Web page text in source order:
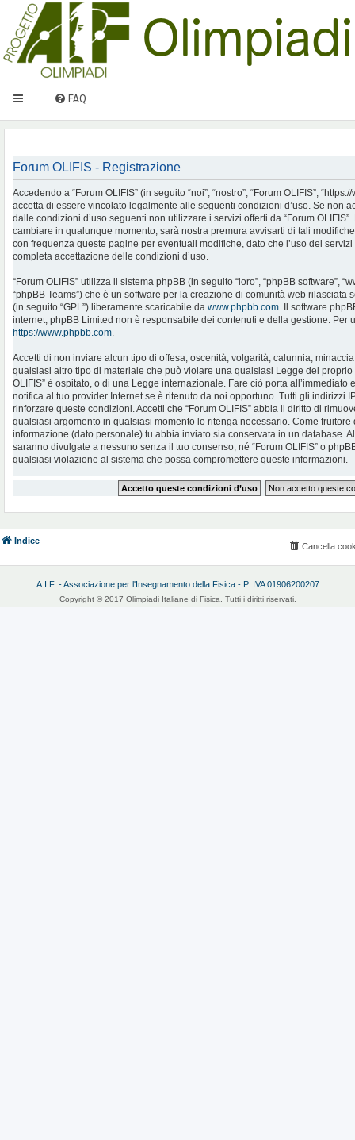
FAQ
Forum OLIFIS - Registrazione
Accedendo a “Forum OLIFIS” (in seguito “noi”, “nostro”, “Forum OLIFIS”,
accetta di essere vincolato legalmente alle seguenti condizioni d’uso. Se non
dalle condizioni d’uso seguenti non utilizzare i servizi offerti da “Forum
cambiare in qualunque momento, sarà nostra premura avvisarti di tali
con frequenza queste pagine per eventuali modifiche, dato che l’uso dei servizi
completa accettazione delle condizioni d’uso.
“Forum OLIFIS” utilizza il sistema phpBB (in seguito “loro”, “phpBB software”,
“phpBB Teams”) che è un software per la creazione di comunità web rilasciata
(in seguito “GPL”) liberamente scaricabile da www.phpbb.com. Il software
internet; phpBB Limited non è responsabile dei contenuti e della gestione. Per
https://www.phpbb.com.
Accetti di non inviare alcun tipo di offesa, oscenità, volgarità, calunnia,
qualsiasi altro tipo di materiale che può violare una qualsiasi Legge del proprio
OLIFIS” è ospitato, o di una Legge internazionale. Fare ciò porta
notifica al tuo provider Internet se è ritenuto da noi opportuno. Tutti gli indirizzi
rinforzare queste condizioni. Accetti che “Forum OLIFIS” abbia il diritto di
qualsiasi argomento in qualsiasi momento lo ritenga necessario. Come
informazione (dato personale) tu abbia inviato sia conservata in un database.
saranno divulgate a nessuno senza il tuo consenso, né “Forum OLIFIS” o
qualsiasi violazione al sistema che possa compromettere queste informazioni.
Indice
Cancella
A.I.F. - Associazione per l'Insegnamento della Fisica - P. IVA 01906200207
Copyright © 2017 Olimpiadi Italiane di Fisica. Tutti i diritti riservati.